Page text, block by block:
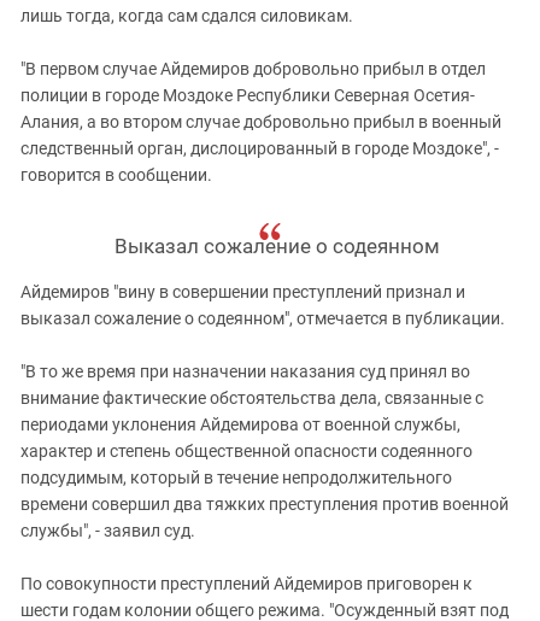
лишь тогда, когда сам сдался силовикам.
"В первом случае Айдемиров добровольно прибыл в отдел
полиции в городе Моздоке Республики Северная Осетия-
Алания, а во втором случае добровольно прибыл в военный
следственный орган, дислоцированный в городе Моздоке", -
говорится в сообщении.
Выказал сожаление о содеянном
Айдемиров "вину в совершении преступлений признал и
выказал сожаление о содеянном", отмечается в публикации.
"В то же время при назначении наказания суд принял во
внимание фактические обстоятельства дела, связанные с
периодами уклонения Айдемирова от военной службы,
характер и степень общественной опасности содеянного
подсудимым, который в течение непродолжительного
времени совершил два тяжких преступления против военной
службы", - заявил суд.
По совокупности преступлений Айдемиров приговорен к
шести годам колонии общего режима. "Осужденный взят под